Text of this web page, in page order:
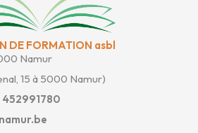
DE FORMATION asbl
Namur
15 à 5000 Namur)
452991780